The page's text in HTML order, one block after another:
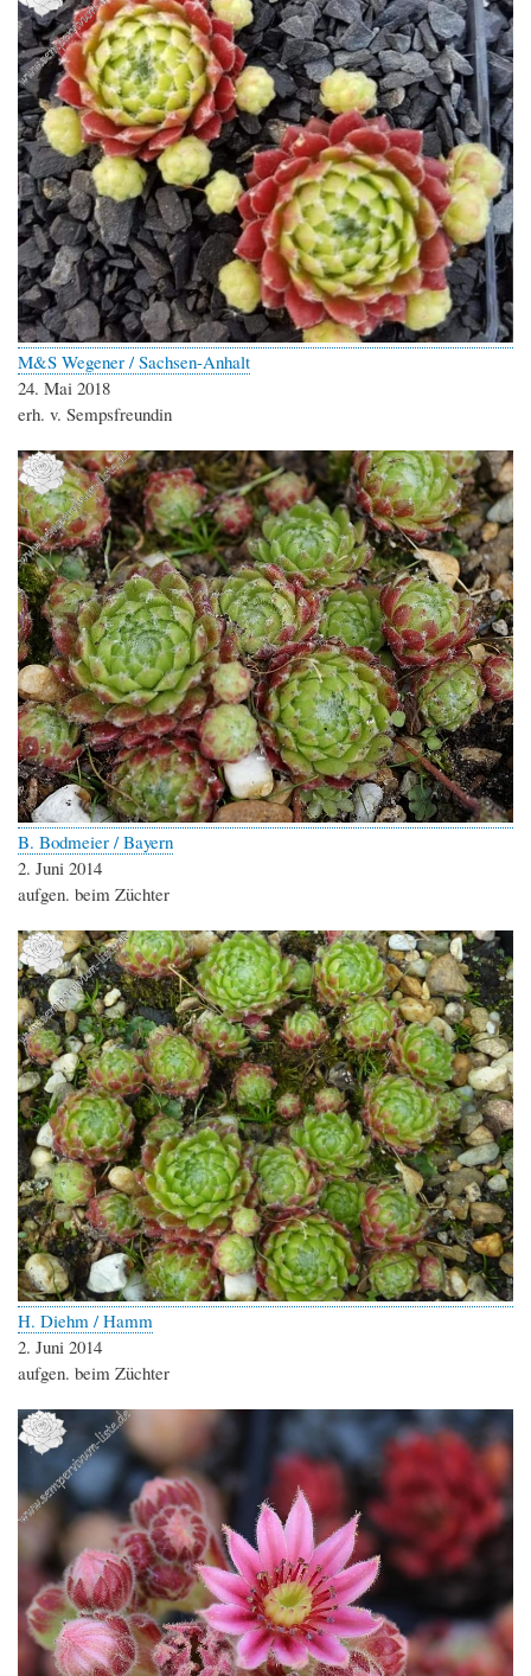
M&S Wegener / Sachsen-Anhalt
24. Mai 2018
erh. v. Sempsfreundin
B. Bodmeier / Bayern
2. Juni 2014
aufgen. beim Züchter
H. Diehm / Hamm
2. Juni 2014
aufgen. beim Züchter